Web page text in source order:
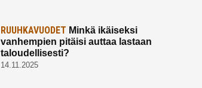
RUUHKAVUODET Minkä ikäiseksi
vanhempien pitäisi auttaa lastaan
taloudellisesti?
14.11.2025